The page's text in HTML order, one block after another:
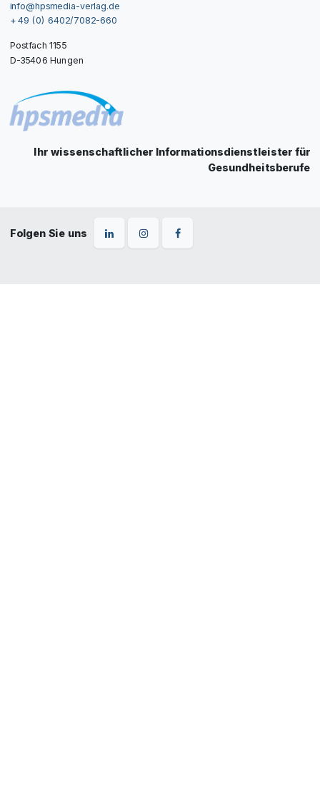
info@hpsmedia-verlag.de
+ 49 (0) 6402/7082-660
Postfach 1155
D-35406 Hungen
Ihr wissenschaftlicher Informationsdienstleister für
Gesundheitsberufe
Folgen Sie uns